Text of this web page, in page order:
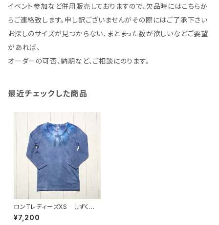
イベント参加など併用販売しておりますので、欠品時にはこちらか
らご連絡致します。申し訳ございませんがその際にはご了承下さい
お探しのサイズが見つからない、まとまった数が欲しいなどご要望
があれば、
オーダーの可否、納期など、ご相談にのります。
最近チェックした商品
ロンTレディーズXS しずく
スレートブルー
¥7,200